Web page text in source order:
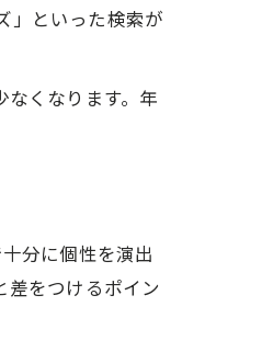
」といった検索が
くなります。年
分に個性を演出
をつけるポイン